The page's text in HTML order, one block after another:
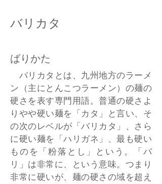
バリカタ
ばりかた
バリカタとは、九州地方のラーメ
ン（主にとんこつラーメン）の麺の
硬さを表す専門用語。普通の硬さよ
りやや硬い麺を「カタ」と言い、そ
の次のレベルが「バリカタ」、さら
に硬い麺を「ハリガネ」、最も硬い
ものを「粉落とし」という。「バ
リ」は非常に、という意味。つまり
非常に硬いが、麺の硬さの域を超え